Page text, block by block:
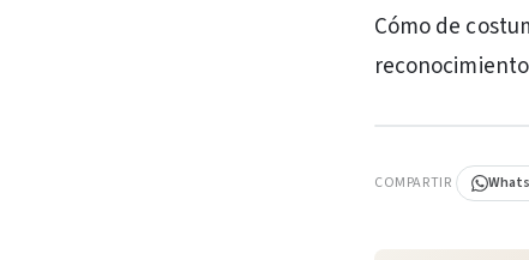
Cómo de
COMPARTIR